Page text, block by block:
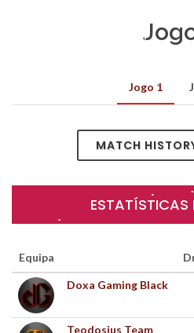
Jogo 1
MATCH
Equipa
Doxa Gaming Black
Teodosius Team